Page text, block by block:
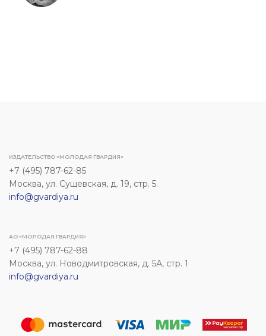
ИЗДАТЕЛЬСТВО «МОЛОДАЯ ГВАРДИЯ»
+7 (495) 787-62-85
Москва, ул. Сущевская, д. 19, стр. 5.
info@gvardiya.ru
АО «МОЛОДАЯ ГВАРДИЯ»
+7 (495) 787-62-88
Москва, ул. Новодмитровская, д. 5А, стр. 1
info@gvardiya.ru